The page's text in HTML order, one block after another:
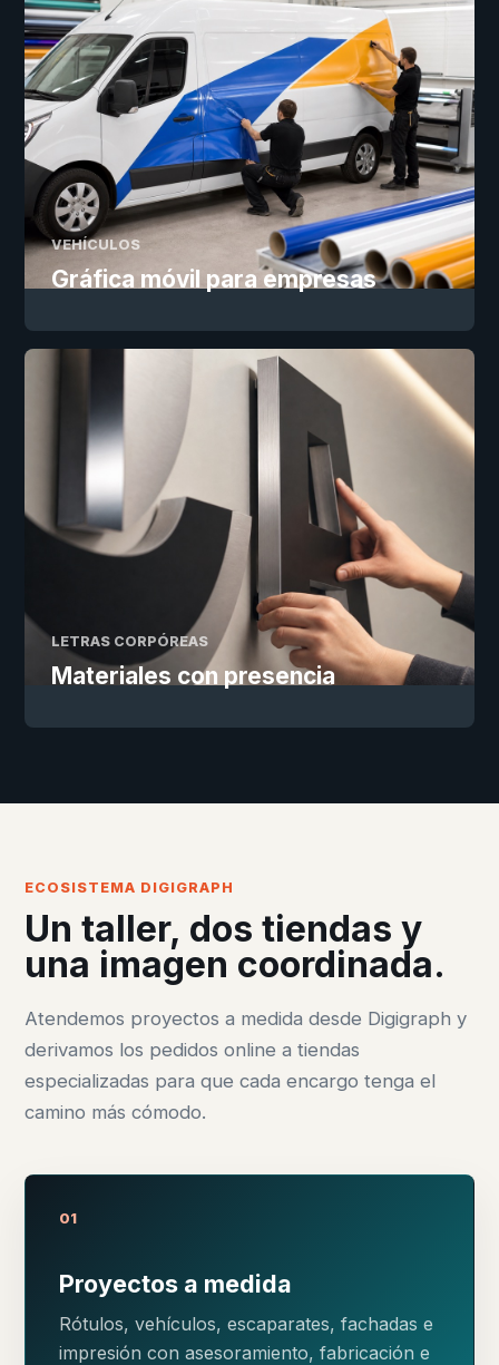
VEHÍCULOS
Gráfica móvil para empresas
LETRAS CORPÓREAS
Materiales con presencia
ECOSISTEMA DIGIGRAPH
Un taller, dos tiendas y
una imagen coordinada.
Atendemos proyectos a medida desde Digigraph y
derivamos los pedidos online a tiendas
especializadas para que cada encargo tenga el
camino más cómodo.
01
Proyectos a medida
Rótulos, vehículos, escaparates, fachadas e
impresión con asesoramiento, fabricación e